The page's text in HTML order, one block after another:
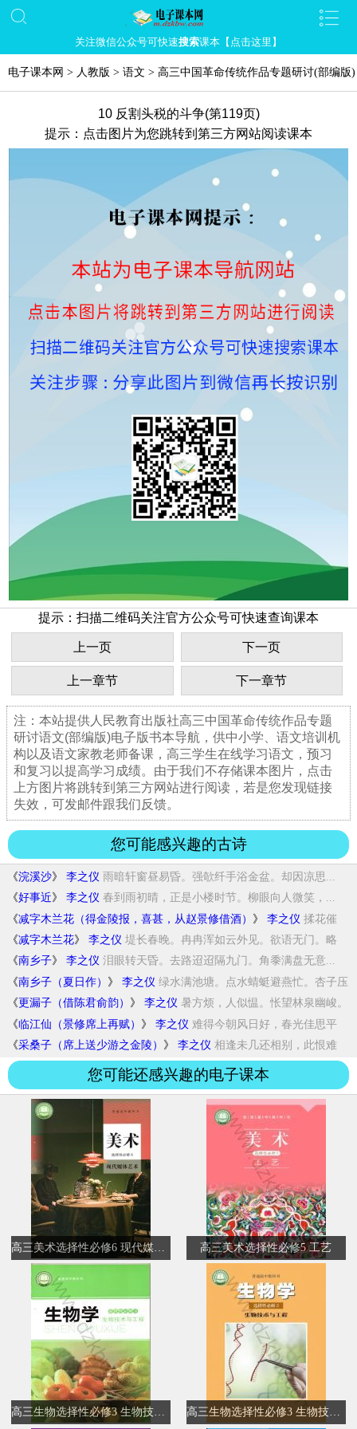
关注微信公众号可快速搜索课本【点击这里】
电子课本网 > 人教版 > 语文 > 高三中国革命传统作品专题研讨(部编版)
10 反割头税的斗争(第119页)
提示：点击图片为您跳转到第三方网站阅读课本
提示：扫描二维码关注官方公众号可快速查询课本
上一页 下一页
上一章节 下一章节
注：本站提供人民教育出版社高三中国革命传统作品专题
研讨语文(部编版)电子版书本导航，供中小学、语文培训机
构以及语文家教老师备课，高三学生在线学习语文，预习
和复习以提高学习成绩。由于我们不存储课本图片，点击
上方图片将跳转到第三方网站进行阅读，若是您发现链接
失效，可发邮件跟我们反馈。
您可能感兴趣的古诗
《浣溪沙》 李之仪 雨暗轩窗昼易昏。强欹纤手浴金盆。却因凉思...
《好事近》 李之仪 春到雨初晴，正是小楼时节。柳眼向人微笑，...
《减字木兰花（得金陵报，喜甚，从赵景修借酒） 》 李之仪 揉花催
柳。一夜阴风几破牖。平晓无云。依旧...
《减字木兰花》 李之仪 堤长春晚。冉冉浑如云外见。欲语无门。略
许...
《南乡子》 李之仪 泪眼转天昏。去路迢迢隔九门。角黍满盘无意...
《南乡子（夏日作） 》 李之仪 绿水满池塘。点水蜻蜓避燕忙。杏子压
枝黄半...
《更漏子（借陈君俞韵） 》 李之仪 暑方烦，人似愠。怅望林泉幽峻。
情会处，景...
《临江仙（景修席上再赋） 》 李之仪 难得今朝风日好，春光佳思平
分。虽然公子暗...
《采桑子（席上送少游之金陵） 》 李之仪 相逢未几还相别，此恨难
同。细雨蒙蒙。一片...
您可能还感兴趣的电子课本
高三美术选择性必修5 工艺
高三生物选择性必修3 生物技术与工程 高三生物选择性必修3 生物技术与工程